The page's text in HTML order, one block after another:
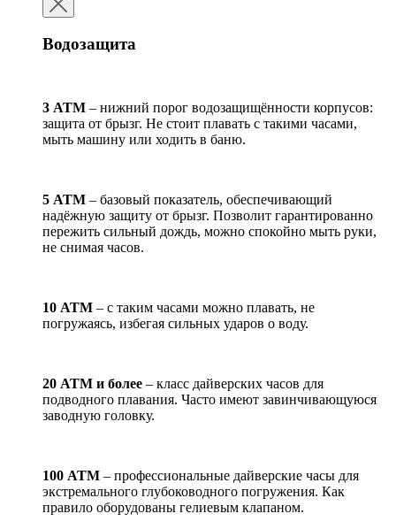
Водозащита
3 АТМ – нижний порог водозащищённости корпусов:
защита от брызг. Не стоит плавать с такими часами,
мыть машину или ходить в баню.
5 АТМ – базовый показатель, обеспечивающий
надёжную защиту от брызг. Позволит гарантированно
пережить сильный дождь, можно спокойно мыть руки,
не снимая часов.
10 АТМ – с таким часами можно плавать, не
погружаясь, избегая сильных ударов о воду.
20 АТМ и более – класс дайверских часов для
подводного плавания. Часто имеют завинчивающуюся
заводную головку.
100 АТМ – профессиональные дайверские часы для
экстремального глубоководного погружения. Как
правило оборудованы гелиевым клапаном.